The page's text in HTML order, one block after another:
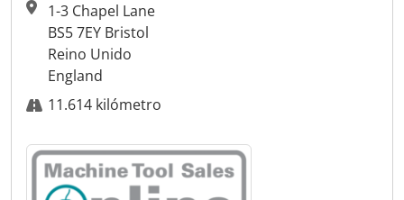
1-3 Chapel Lane
BS5 7EY Bristol
Reino Unido
England
11.614 kilómetro